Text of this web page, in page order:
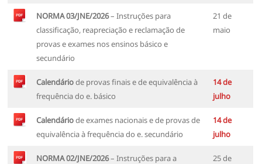
NORMA 03/JNE/2026– Instruções para
classificação, reapreciação e reclamação de
provas e exames nos ensinos básico e
secundário
21 de
maio
Calendáriode provas finais e de equivalência à
frequência do e. básico
14 de
julho
Calendáriode exames nacionais e de provas de
equivalência à frequência do e. secundário
14 de
julho
NORMA 02/JNE/2026– Instruções para a
25 de